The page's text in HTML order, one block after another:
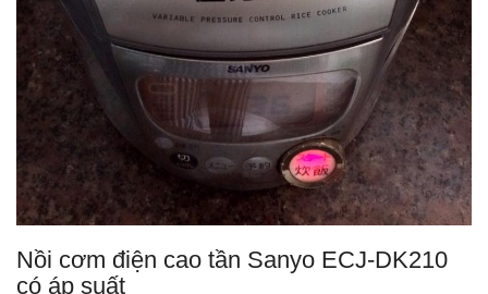
Nồi cơm điện cao tần Sanyo ECJ-DK210
có áp suất